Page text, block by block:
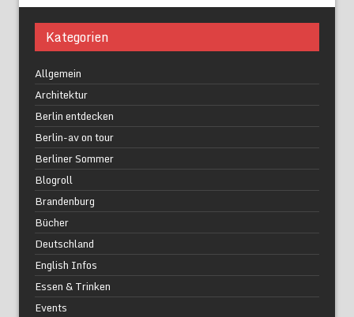
Kategorien
Allgemein
Architektur
Berlin entdecken
Berlin-av on tour
Berliner Sommer
Blogroll
Brandenburg
Bücher
Deutschland
English Infos
Essen & Trinken
Events